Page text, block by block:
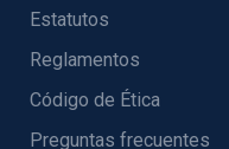
Estatutos
Reglamentos
Código de Ética
Preguntas frecuentes